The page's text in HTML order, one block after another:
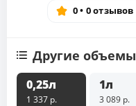
0 • 0 отзывов
Другие объемы
0,25л
1 337 р.
1л
3 089 р.